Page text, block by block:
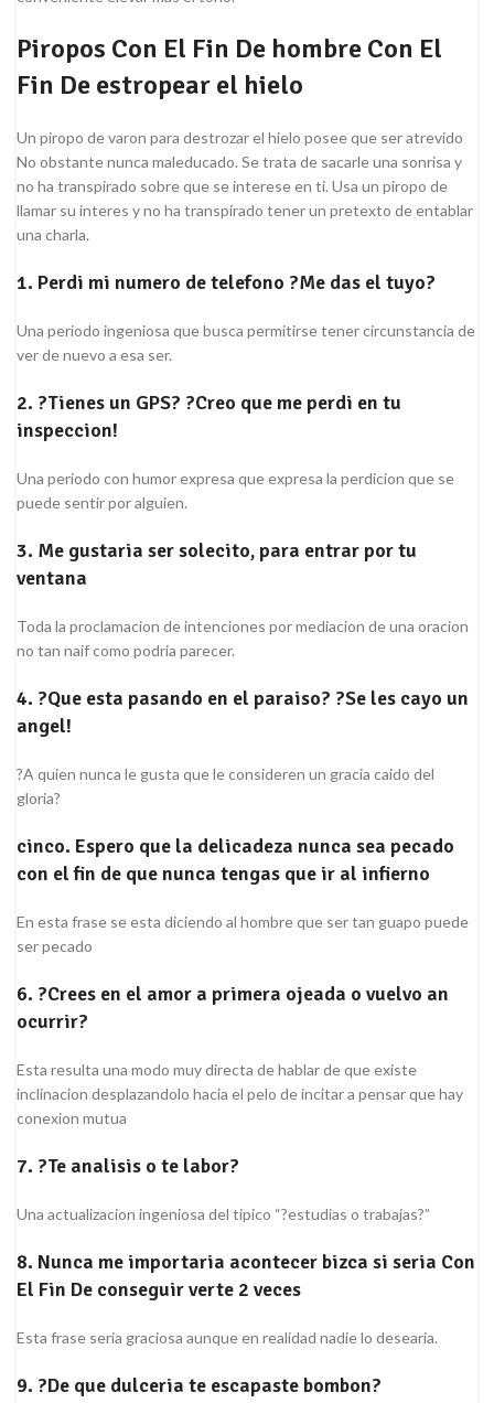
Piropos Con El Fin De hombre Con El
Fin De estropear el hielo
Un piropo de varon para destrozar el hielo posee que ser atrevido
No obstante nunca maleducado. Se trata de sacarle una sonrisa y
no ha transpirado sobre que se interese en ti. Usa un piropo de
llamar su interes y no ha transpirado tener un pretexto de entablar
una charla.
1. Perdi mi numero de telefono ?Me das el tuyo?
Una periodo ingeniosa que busca permitirse tener circunstancia de
ver de nuevo a esa ser.
2. ?Tienes un GPS? ?Creo que me perdi en tu
inspeccion!
Una periodo con humor expresa que expresa la perdicion que se
puede sentir por alguien.
3. Me gustaria ser solecito, para entrar por tu
ventana
Toda la proclamacion de intenciones por mediacion de una oracion
no tan naif como podria parecer.
4. ?Que esta pasando en el paraiso? ?Se les cayo un
angel!
?A quien nunca le gusta que le consideren un gracia caido del
gloria?
cinco. Espero que la delicadeza nunca sea pecado
con el fin de que nunca tengas que ir al infierno
En esta frase se esta diciendo al hombre que ser tan guapo puede
ser pecado
6. ?Crees en el amor a primera ojeada o vuelvo an
ocurrir?
Esta resulta una modo muy directa de hablar de que existe
inclinacion desplazandolo hacia el pelo de incitar a pensar que hay
conexion mutua
7. ?Te analisis o te labor?
Una actualizacion ingeniosa del tipico “?estudias o trabajas?”
8. Nunca me importaria acontecer bizca si seri­a Con
El Fin De conseguir verte 2 veces
Esta frase seri­a graciosa aunque en realidad nadie lo desearia.
9. ?De que dulceria te escapaste bombon?